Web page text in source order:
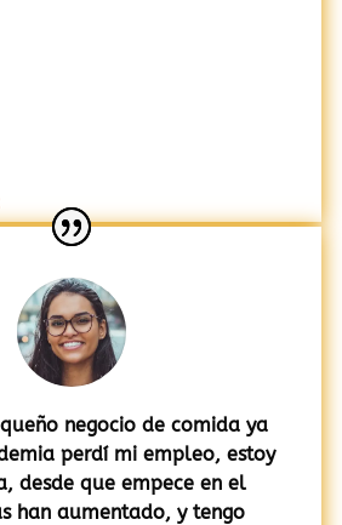
negocio de comida ya
perdí mi empleo, estoy
desde que empece en el
han aumentado, y tengo